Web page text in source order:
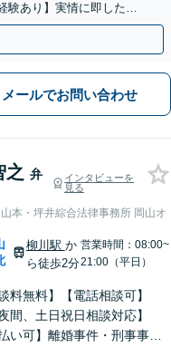
験あり】実情に即したア
目指します。
メールでお問い合わせ
之 弁
インタビューを
見る
本・坪井綜合法律事務所 岡山オ
柳川駅 か
ら徒歩2分
営業時間：08:00~
21:00（平日）
料無料】【電話相談可】
間、土日祝日相談対応】
い可】離婚事件・刑事事